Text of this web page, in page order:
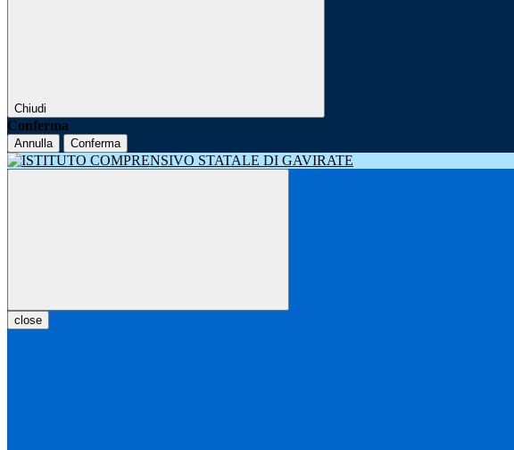
Chiudi
Conferma
Annulla Conferma
close